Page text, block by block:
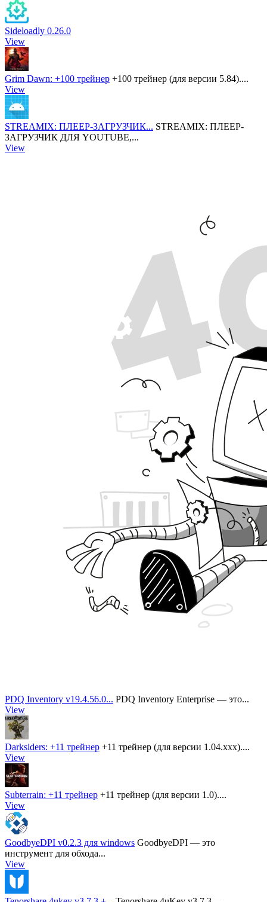
Sideloadly 0.26.0
View
Grim Dawn: +100 трейнер +100 трейнер (для версии 5.84)....
View
STREAMIX: ПЛЕЕР-ЗАГРУЗЧИК... STREAMIX: ПЛЕЕР-
ЗАГРУЗЧИК ДЛЯ YOUTUBE,...
View
PDQ Inventory v19.4.56.0... PDQ Inventory Enterprise — это...
View
Darksiders: +11 трейнер +11 трейнер (для версии 1.04.xxx)....
View
Subterrain: +11 трейнер +11 трейнер (для версии 1.0)....
View
GoodbyeDPI v0.2.3 для windows GoodbyeDPI — это
инструмент для обхода...
View